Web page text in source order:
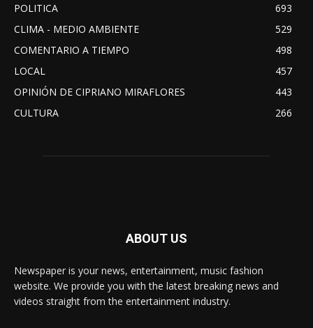
POLITICA
693
CLIMA - MEDIO AMBIENTE
529
COMENTARIO A TIEMPO
498
LOCAL
457
OPINIÓN DE CIPRIANO MIRAFLORES
443
CULTURA
266
ABOUT US
Newspaper is your news, entertainment, music fashion
website. We provide you with the latest breaking news and
videos straight from the entertainment industry.